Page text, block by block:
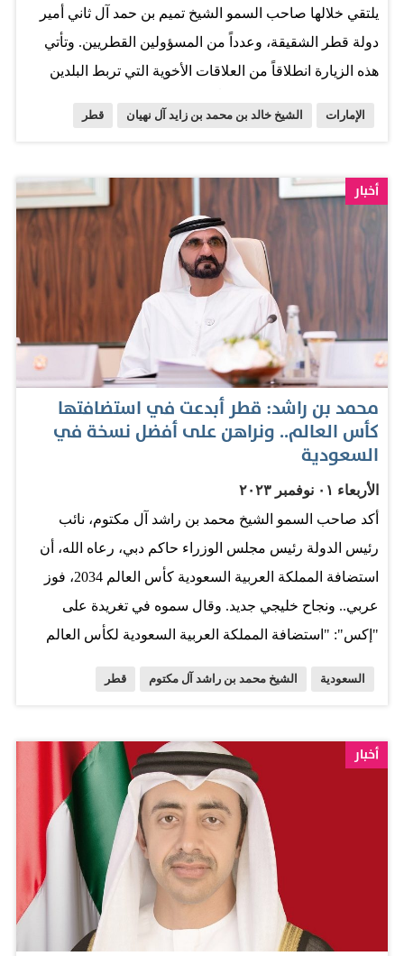
يلتقي خلالها صاحب السمو الشيخ تميم بن حمد آل ثاني أمير
دولة قطر الشقيقة، وعدداً من المسؤولين القطريين. وتأتي
هذه الزيارة انطلاقاً من العلاقات الأخوية التي تربط البلدين
الإمارات الشيخ خالد بن محمد بن زايد آل نهيان قطر
أخبار
محمد بن راشد: قطر أبدعت في استضافتها
كأس العالم.. ونراهن على أفضل نسخة في
السعودية
الأربعاء ٠١ نوفمبر ٢٠٢٣
أكد صاحب السمو الشيخ محمد بن راشد آل مكتوم، نائب
رئيس الدولة رئيس مجلس الوزراء حاكم دبي، رعاه الله، أن
استضافة المملكة العربية السعودية كأس العالم 2034، فوز
عربي.. ونجاح خليجي جديد. وقال سموه في تغريدة على
"إكس": "استضافة المملكة العربية السعودية لكأس العالم
الكأس". وأضاف سموه: "بمثل هذه المناسبات العالمية تنهض
المنطقة وتنمو وتزدهر.. ونتفاءل بتحقيق رؤية ولي عهد
المملكة أخي الأمير محمد بن سلمان بأن تكون المنطقة
"أوروبا الجديدة ".. كل التوفيق لإخواننا في المملكة بقيادة
خادم الحرمين الشريفين وولي عهده الأمين". المصدر: البيان
السعودية الشيخ محمد بن راشد آل مكتوم قطر
أخبار